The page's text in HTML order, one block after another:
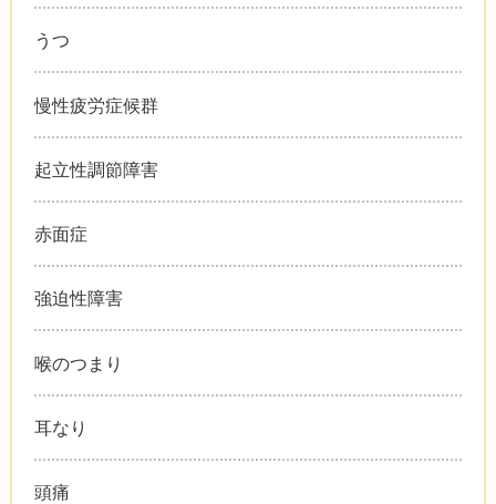
うつ
慢性疲労症候群
起立性調節障害
赤面症
強迫性障害
喉のつまり
耳なり
頭痛